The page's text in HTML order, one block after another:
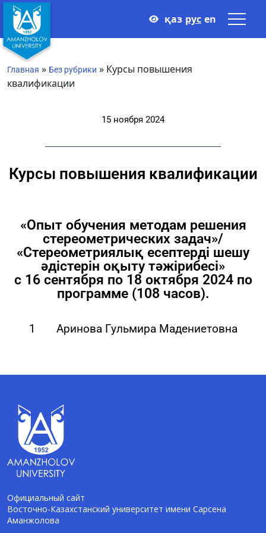
қаз рус en
Главная » Без рубрики » Курсы повышения
квалификации
15 ноября 2024
Курсы повышения квалификации
«Опыт обучения методам решения
стереометрических задач»/
«Стереометриялық есептерді шешу
әдістерін оқыту тәжірибесі»
с 16 сентября по 18 октября 2024 по
программе (108 часов).
1 Аринова Гульмира Мадениетовна
Официальный сайт
Восточно-Казахстанский университет имени Сарсена
Аманжолова